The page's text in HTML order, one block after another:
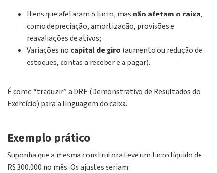
Itens que afetaram o lucro, mas não afetam o caixa,
como depreciação, amortização, provisões e
reavaliações de ativos;
Variações no capital de giro (aumento ou redução de
estoques, contas a receber e a pagar).
É como “traduzir” a DRE (Demonstrativo de Resultados do
Exercício) para a linguagem do caixa.
Exemplo prático
Suponha que a mesma construtora teve um lucro líquido de
R$ 300.000 no mês. Os ajustes seriam: